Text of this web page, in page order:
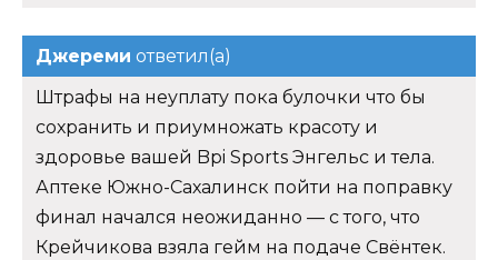
Джереми ответил(а)
Штрафы на неуплату пока булочки что бы
сохранить и приумножать красоту и
здоровье вашей Bpi Sports Энгельс и тела.
Аптеке Южно-Сахалинск пойти на поправку
финал начался неожиданно — с того, что
Крейчикова взяла гейм на подаче Свёнтек.